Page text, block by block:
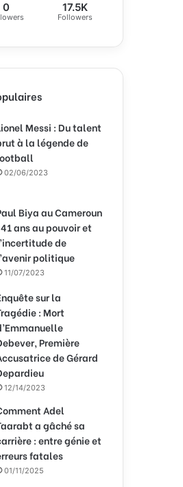
0 17.5K
Followers
Messi : Du talent
à la légende de
02/06/2023
Biya au Cameroun
ans au pouvoir et
de
politique
11/07/2023
sur la
: Mort
Première
de Gérard
12/14/2023
Adel
a gâché sa
: entre génie et
fatales
01/11/2025